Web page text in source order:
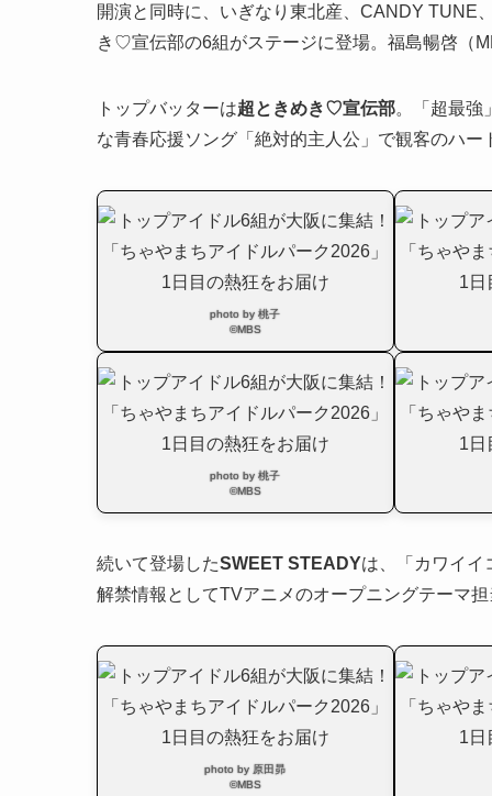
開演と同時に、いぎなり東北産、CANDY TUNE
き♡宣伝部の6組がステージに登場。福島暢啓（
トップバッターは超ときめき♡宣伝部。「超最強
な青春応援ソング「絶対的主人公」で観客のハー
photo by 桃子
©MBS
photo by 桃子
©MBS
続いて登場したSWEET STEADYは、「カワイイ
解禁情報としてTVアニメのオープニングテーマ
photo by 原田昴
©MBS